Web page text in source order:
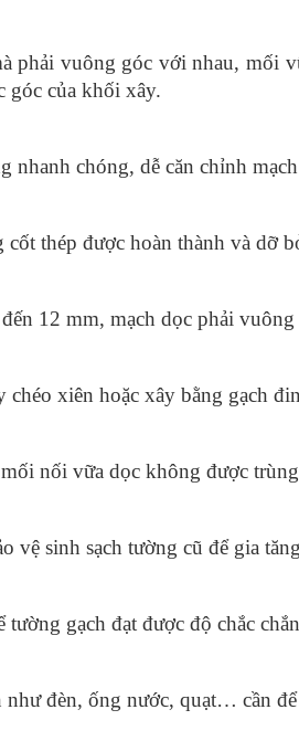
phải vuông góc với nhau, mối
góc của khối xây.
nhanh chóng, dễ căn chỉnh
thép được hoàn thành và dỡ
12 mm, mạch dọc phải
xiên hoặc xây bằng gạch
nối vữa dọc không được
vệ sinh sạch tường cũ để gia
gạch đạt được độ chắc
đèn, ống nước, quạt… cần